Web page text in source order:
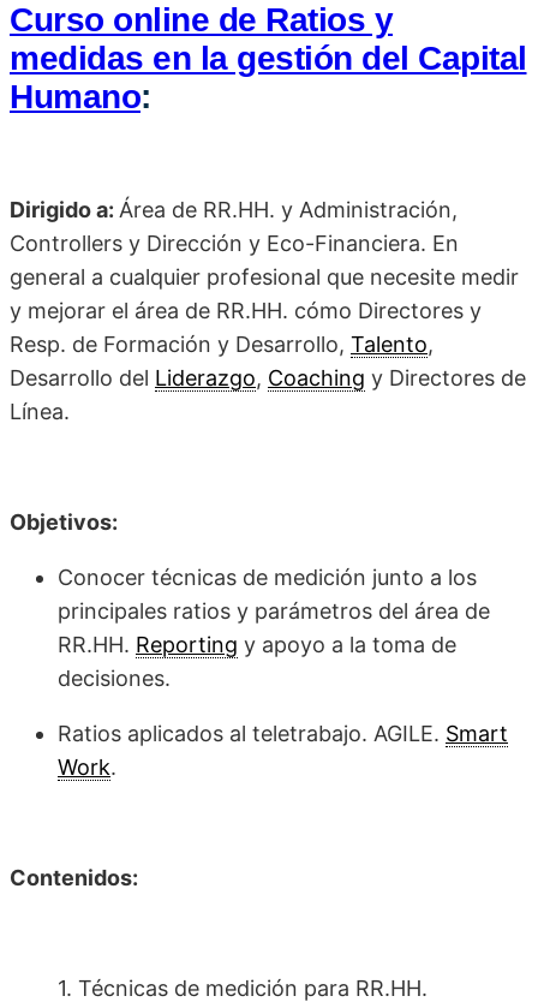
Curso online de Ratios y
medidas en la gestión del Capital
Humano:
Dirigido a: Área de RR.HH. y Administración,
Controllers y Dirección y Eco-Financiera. En
general a cualquier profesional que necesite medir
y mejorar el área de RR.HH. cómo Directores y
Resp. de Formación y Desarrollo, Talento,
Desarrollo del Liderazgo, Coaching y Directores de
Línea.
Objetivos:
Conocer técnicas de medición junto a los
principales ratios y parámetros del área de
RR.HH. Reporting y apoyo a la toma de
decisiones.
Ratios aplicados al teletrabajo. AGILE. Smart
Work.
Contenidos:
1. Técnicas de medición para RR.HH.